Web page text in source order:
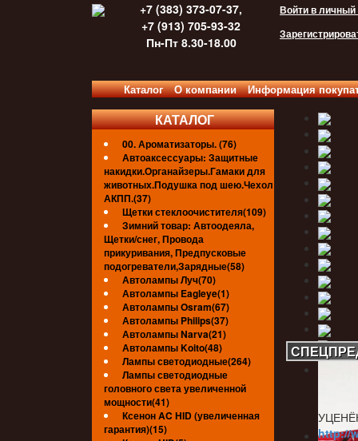
+7 (383) 373-07-37,
+7 (913) 705-93-32
Пн-Пт 8.30-18.00
Войти в личный
Каталог О компании Информация
КАТАЛОГ
00. Ароматизаторы. (76)
Автоаксессуары: Защитные
накидки.Органайзеры.Гамаки для
животных.Подушка под шею.Чехол
АКПП.(37)
Щетки стеклоочистителя(109)
Зимний товар: Автоодеяла,
Щетки/снег, Провода
прикуривания, Предпусковые
подогреватели,Зарядные(58)
Автолампы Луч(70)
Автолампы Eagleye(1)
Автолампы Osram(67)
Автолампы Philips(37)
Автолампы Narva(21)
Автолампы Koito(48)
Лампы светодиодные(264)
Лампы светодиодные
головного света увеличенной
мощности(41)
Ксенон AC HID (увеличенная
гарантия)(15)
http://